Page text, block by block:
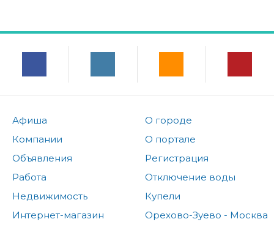
Афиша
Компании
Объявления
Работа
Недвижимость
Интернет-магазин
О городе
О портале
Регистрация
Отключение воды
Купели
Орехово-Зуево - Москва